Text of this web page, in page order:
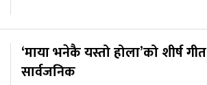
‘माया भनेकै यस्तो होला’को शीर्ष गीत
सार्वजनिक